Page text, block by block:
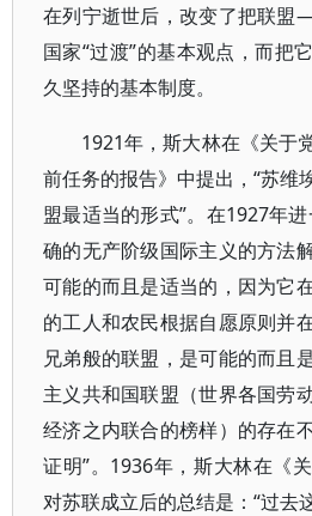
在列宁逝世后，改变了把联盟
国家“过渡”的基本观点，而把
久坚持的基本制度。
1921年，斯大林在《关于
前任务的报告》中提出，“苏维
盟最适当的形式”。在1927年
确的无产阶级国际主义的方法
可能的而且是适当的，因为它
的工人和农民根据自愿原则并
兄弟般的联盟，是可能的而且
主义共和国联盟（世界各国劳
经济之内联合的榜样）的存在
证明”。1936年，斯大林在《
对苏联成立后的总结是：“过去